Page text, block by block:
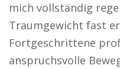
mich vollständig
Traumgewicht fast
Fortgeschrittene
anspruchsvolle